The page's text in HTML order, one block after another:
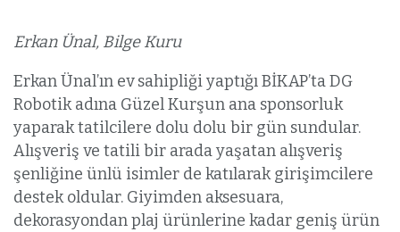
Erkan Ünal, Bilge Kuru
Erkan Ünal’ın ev sahipliği yaptığı BİKAP’ta DG
Robotik adına Güzel Kurşun ana sponsorluk
yaparak tatilcilere dolu dolu bir gün sundular.
Alışveriş ve tatili bir arada yaşatan alışveriş
şenliğine ünlü isimler de katılarak girişimcilere
destek oldular. Giyimden aksesuara,
dekorasyondan plaj ürünlerine kadar geniş ürün